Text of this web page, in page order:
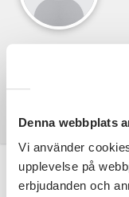
Denna webbplats
Vi använder
upplevelse på
erbjudanden och
Barbro Ingvert